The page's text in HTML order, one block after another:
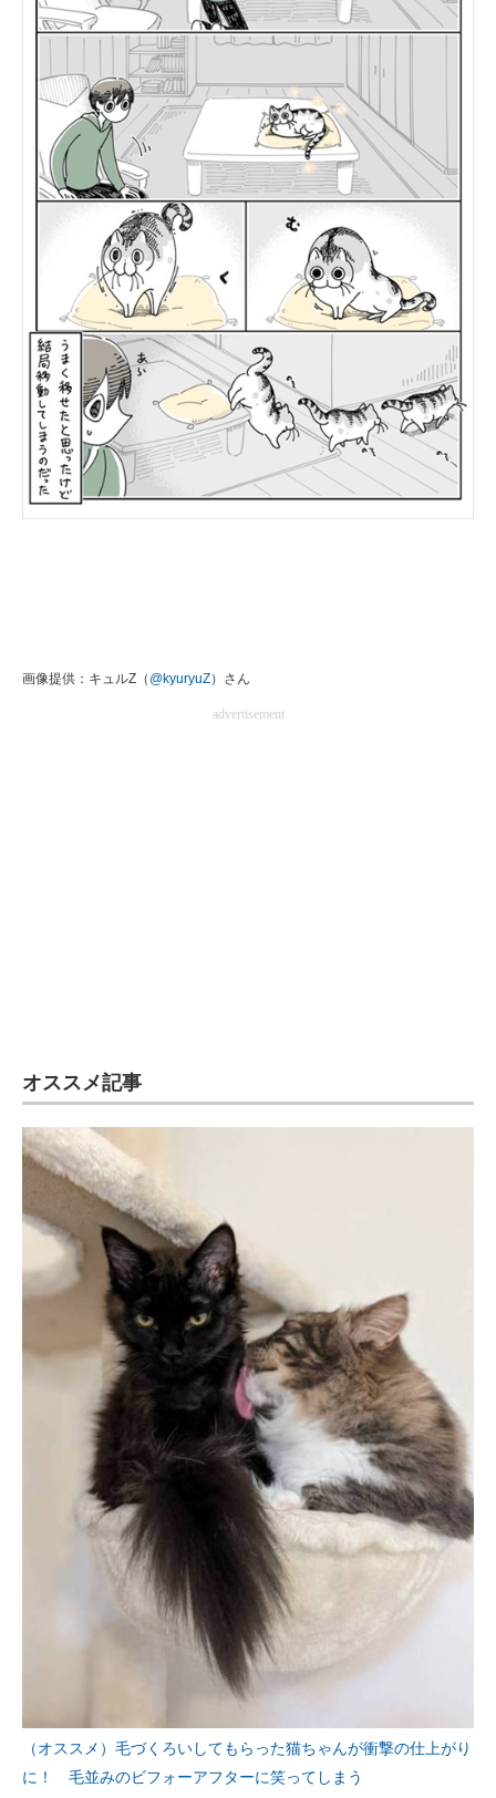
画像提供：キュルZ（ @kyuryuZ）さん
advertisement
オススメ記事
（オススメ）毛づくろいしてもらった猫ちゃんが衝撃の仕上がり
に！ 毛並みのビフォーアフターに笑ってしまう